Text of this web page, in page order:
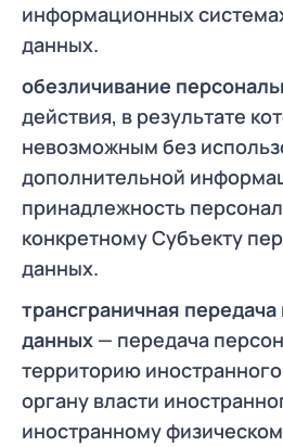
информационных
данных.
обезличивание
действия, в результате
невозможным без
дополнительной
принадлежность
конкретному Субъекту
данных.
трансграничная
данных — передача
территорию
органу власти
иностранному